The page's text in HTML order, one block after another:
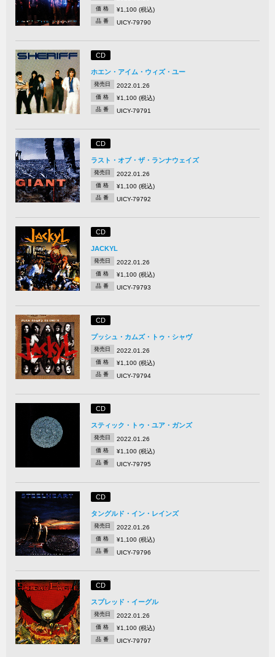
価 格 ¥1,100 (税込)
品 番 UICY-79790
CD
ホエン・アイム・ウィズ・ユー
発売日 2022.01.26
価 格 ¥1,100 (税込)
品 番 UICY-79791
CD
ラスト・オブ・ザ・ランナウェイズ
発売日 2022.01.26
価 格 ¥1,100 (税込)
品 番 UICY-79792
CD
JACKYL
発売日 2022.01.26
価 格 ¥1,100 (税込)
品 番 UICY-79793
CD
プッシュ・カムズ・トゥ・シャヴ
発売日 2022.01.26
価 格 ¥1,100 (税込)
品 番 UICY-79794
CD
スティック・トゥ・ユア・ガンズ
発売日 2022.01.26
価 格 ¥1,100 (税込)
品 番 UICY-79795
CD
タングルド・イン・レインズ
発売日 2022.01.26
価 格 ¥1,100 (税込)
品 番 UICY-79796
CD
スプレッド・イーグル
発売日 2022.01.26
価 格 ¥1,100 (税込)
品 番 UICY-79797